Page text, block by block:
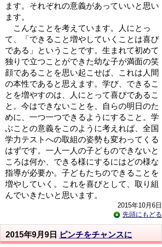
ます。それぞれの意義があっていいと思い
ます。
こんなことを考えています。人にとっ
て、「できること増やしていくことは喜び
である」ということです。生まれて初めて
独りで立つことができた幼な子が満面の笑
顔であることを思い起こせば、これは人間
の本性であると思えます。学び、できるこ
とを増やすのは、人にとって喜びであるこ
と。今はできないことを、自らの明日のた
めに、一つ一つできるようにすること。学
ぶことの意義をこのように考えれば、全国
学力テストへの取組の姿勢も変わってくる
はずです。一人一人の子どものできないと
ころは何か、できる様にするにはどの様な
指導が必要か。子どもたちのできることを
増やしていく。これを喜びとして、取り組
んでいきたいと思います。
2015年10月6日
先頭にもどる
2015年9月9日 ピンチをチャンスに